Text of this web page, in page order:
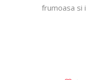
frumoasa si